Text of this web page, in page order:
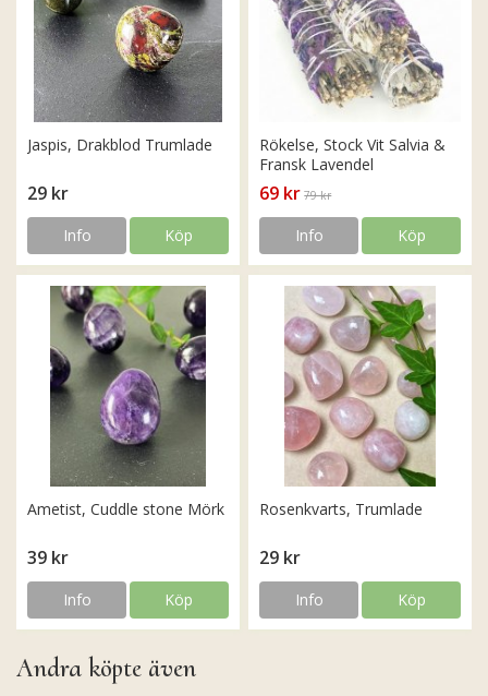
Jaspis, Drakblod Trumlade
29 kr
Info Köp
Rökelse, Stock Vit Salvia &
Fransk Lavendel
69 kr 79 kr
Info Köp
Ametist, Cuddle stone Mörk
39 kr
Info Köp
Rosenkvarts, Trumlade
29 kr
Info Köp
Andra köpte även